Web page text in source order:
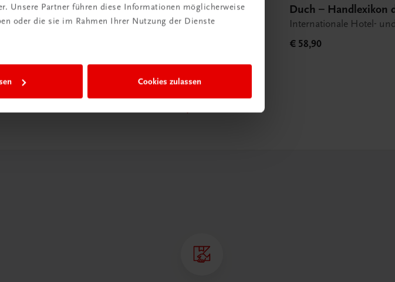
Unsere Partner führen diese Informationen möglicherweise
oder die sie im Rahmen Ihrer Nutzung der Dienste
Cookies zulassen
Kochen im großen Stil
Viele Portionen – viel Genuss
Duch – Handlexikon
Internationale Hotel-
€ 58,90